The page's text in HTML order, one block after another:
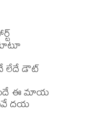
లేదే డౌట్
ఈ మాయ
దయ